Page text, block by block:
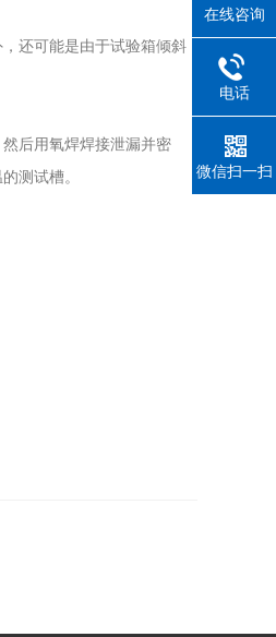
还可能是由于试验箱倾斜
后用氧焊焊接泄漏并密
测试槽。
在线咨询
电话
微信扫一扫